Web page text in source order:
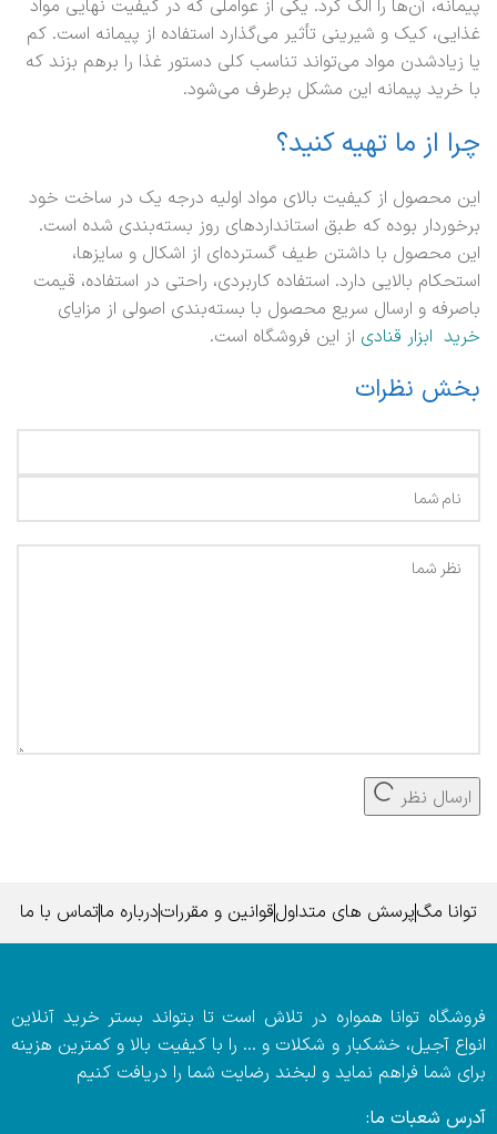
پیمانه، آن‌ها را الک کرد. یکی از عواملی که در کیفیت نهایی مواد
غذایی، کیک و شیرینی تأثیر می‌گذارد استفاده از پیمانه است. کم
یا زیادشدن مواد می‌تواند تناسب کلی دستور غذا را برهم بزند که
با خرید پیمانه این مشکل برطرف می‌شود.
چرا از ما تهیه کنید؟
این محصول از کیفیت بالای مواد اولیه درجه یک در ساخت خود
برخوردار بوده که طبق استانداردهای روز بسته‌بندی شده است.
این محصول با داشتن طیف گسترده‌ای از اشکال و سایزها،
استحکام بالایی دارد. استفاده کاربردی، راحتی در استفاده، قیمت
باصرفه و ارسال سریع محصول با بسته‌بندی اصولی از مزایای
خرید ابزار قنادی از این فروشگاه است.
بخش نظرات
ارسال نظر
توانا مگپرسش های متداولقوانین و مقرراتدرباره ماتماس با ما
فروشگاه توانا همواره در تلاش است تا بتواند بستر خرید آنلاین
انواع آجیل، خشکبار و شکلات و … را با کیفیت بالا و کمترین هزینه
برای شما فراهم نماید و لبخند رضایت شما را دریافت کنیم
آدرس شعبات ما: